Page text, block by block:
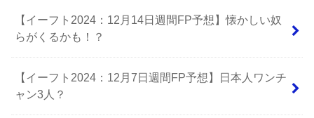
【イーフト2024：12月14日週間FP予想】懐かしい奴
らがくるかも！？
【イーフト2024：12月7日週間FP予想】日本人ワンチ
ャン3人？